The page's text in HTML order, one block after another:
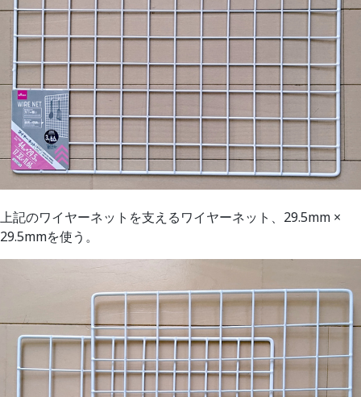
上記のワイヤーネットを支えるワイヤーネット、29.5mm ×
29.5mmを使う。